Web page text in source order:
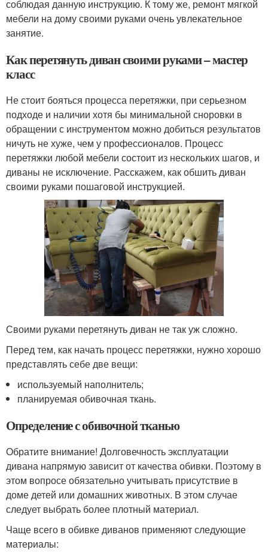
соблюдая данную инструкцию. К тому же, ремонт мягкой
мебели на дому своими руками очень увлекательное
занятие.
Как перетянуть диван своими руками – мастер
класс
Не стоит бояться процесса перетяжки, при серьезном
подходе и наличии хотя бы минимальной сноровки в
обращении с инструментом можно добиться результатов
ничуть не хуже, чем у профессионалов. Процесс
перетяжки любой мебели состоит из нескольких шагов, и
диваны не исключение. Расскажем, как обшить диван
своими руками пошаговой инструкцией.
Своими руками перетянуть диван не так уж сложно.
Перед тем, как начать процесс перетяжки, нужно хорошо
представлять себе две вещи:
используемый наполнитель;
планируемая обивочная ткань.
Определение с обивочной тканью
Обратите внимание! Долговечность эксплуатации
дивана напрямую зависит от качества обивки. Поэтому в
этом вопросе обязательно учитывать присутствие в
доме детей или домашних животных. В этом случае
следует выбрать более плотный материал.
Чаще всего в обивке диванов применяют следующие
материалы: